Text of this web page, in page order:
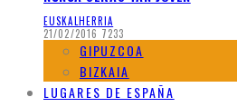
EUSKALHERRIA
21/02/2016 7233
GIPUZCOA
BIZKAIA
LUGARES DE ESPAÑA